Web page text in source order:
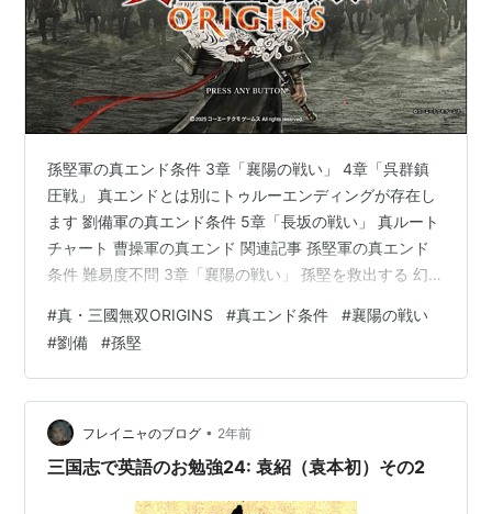
孫堅軍の真エンド条件 3章「襄陽の戦い」 4章「呉群鎮
圧戦」 真エンドとは別にトゥルーエンディングが存在し
ます 劉備軍の真エンド条件 5章「長坂の戦い」 真ルート
チャート 曹操軍の真エンド 関連記事 孫堅軍の真エンド
条件 難易度不問 3章「襄陽の戦い」 孫堅を救出する 幻影
生存 白鸞を素早く倒す 3章「襄陽の戦い」 条件：幻影の
長角を倒し、孫堅を救出する 時間制限：黄蓋が孫堅と合
流するまで 一直線に１へ向かう。敵を倒す必要はない
が、扉を開けるのに途中の拠点を制圧する必要はありま
す。到着し、しばらく会話を聞いていると霧が立ち込め
て張角が現れる…
#真・三國無双ORIGINS #真エンド条件 #襄陽の戦い
#劉備 #孫堅
フレイニャのブログ • 2年前
三国志で英語のお勉強24: 袁紹（袁本初）その2